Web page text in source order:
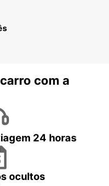
com a
24 horas
ocultos